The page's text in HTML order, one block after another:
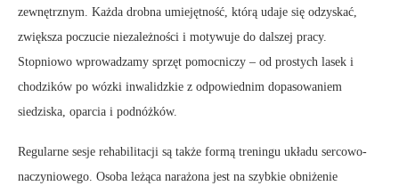
zewnętrznym. Każda drobna umiejętność, którą udaje się odzyskać,
zwiększa poczucie niezależności i motywuje do dalszej pracy.
Stopniowo wprowadzamy sprzęt pomocniczy – od prostych lasek i
chodzików po wózki inwalidzkie z odpowiednim dopasowaniem
siedziska, oparcia i podnóżków.
Regularne sesje rehabilitacji są także formą treningu układu sercowo-
naczyniowego. Osoba leżąca narażona jest na szybkie obniżenie